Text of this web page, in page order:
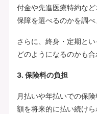
付金や先進医療特約な
保障を選べるのかを調べ
さらに、終身・定期と
どのようになるのかも合
3. 保険料の負担
月払いや年払いでの保
額を将来的に払い続けら